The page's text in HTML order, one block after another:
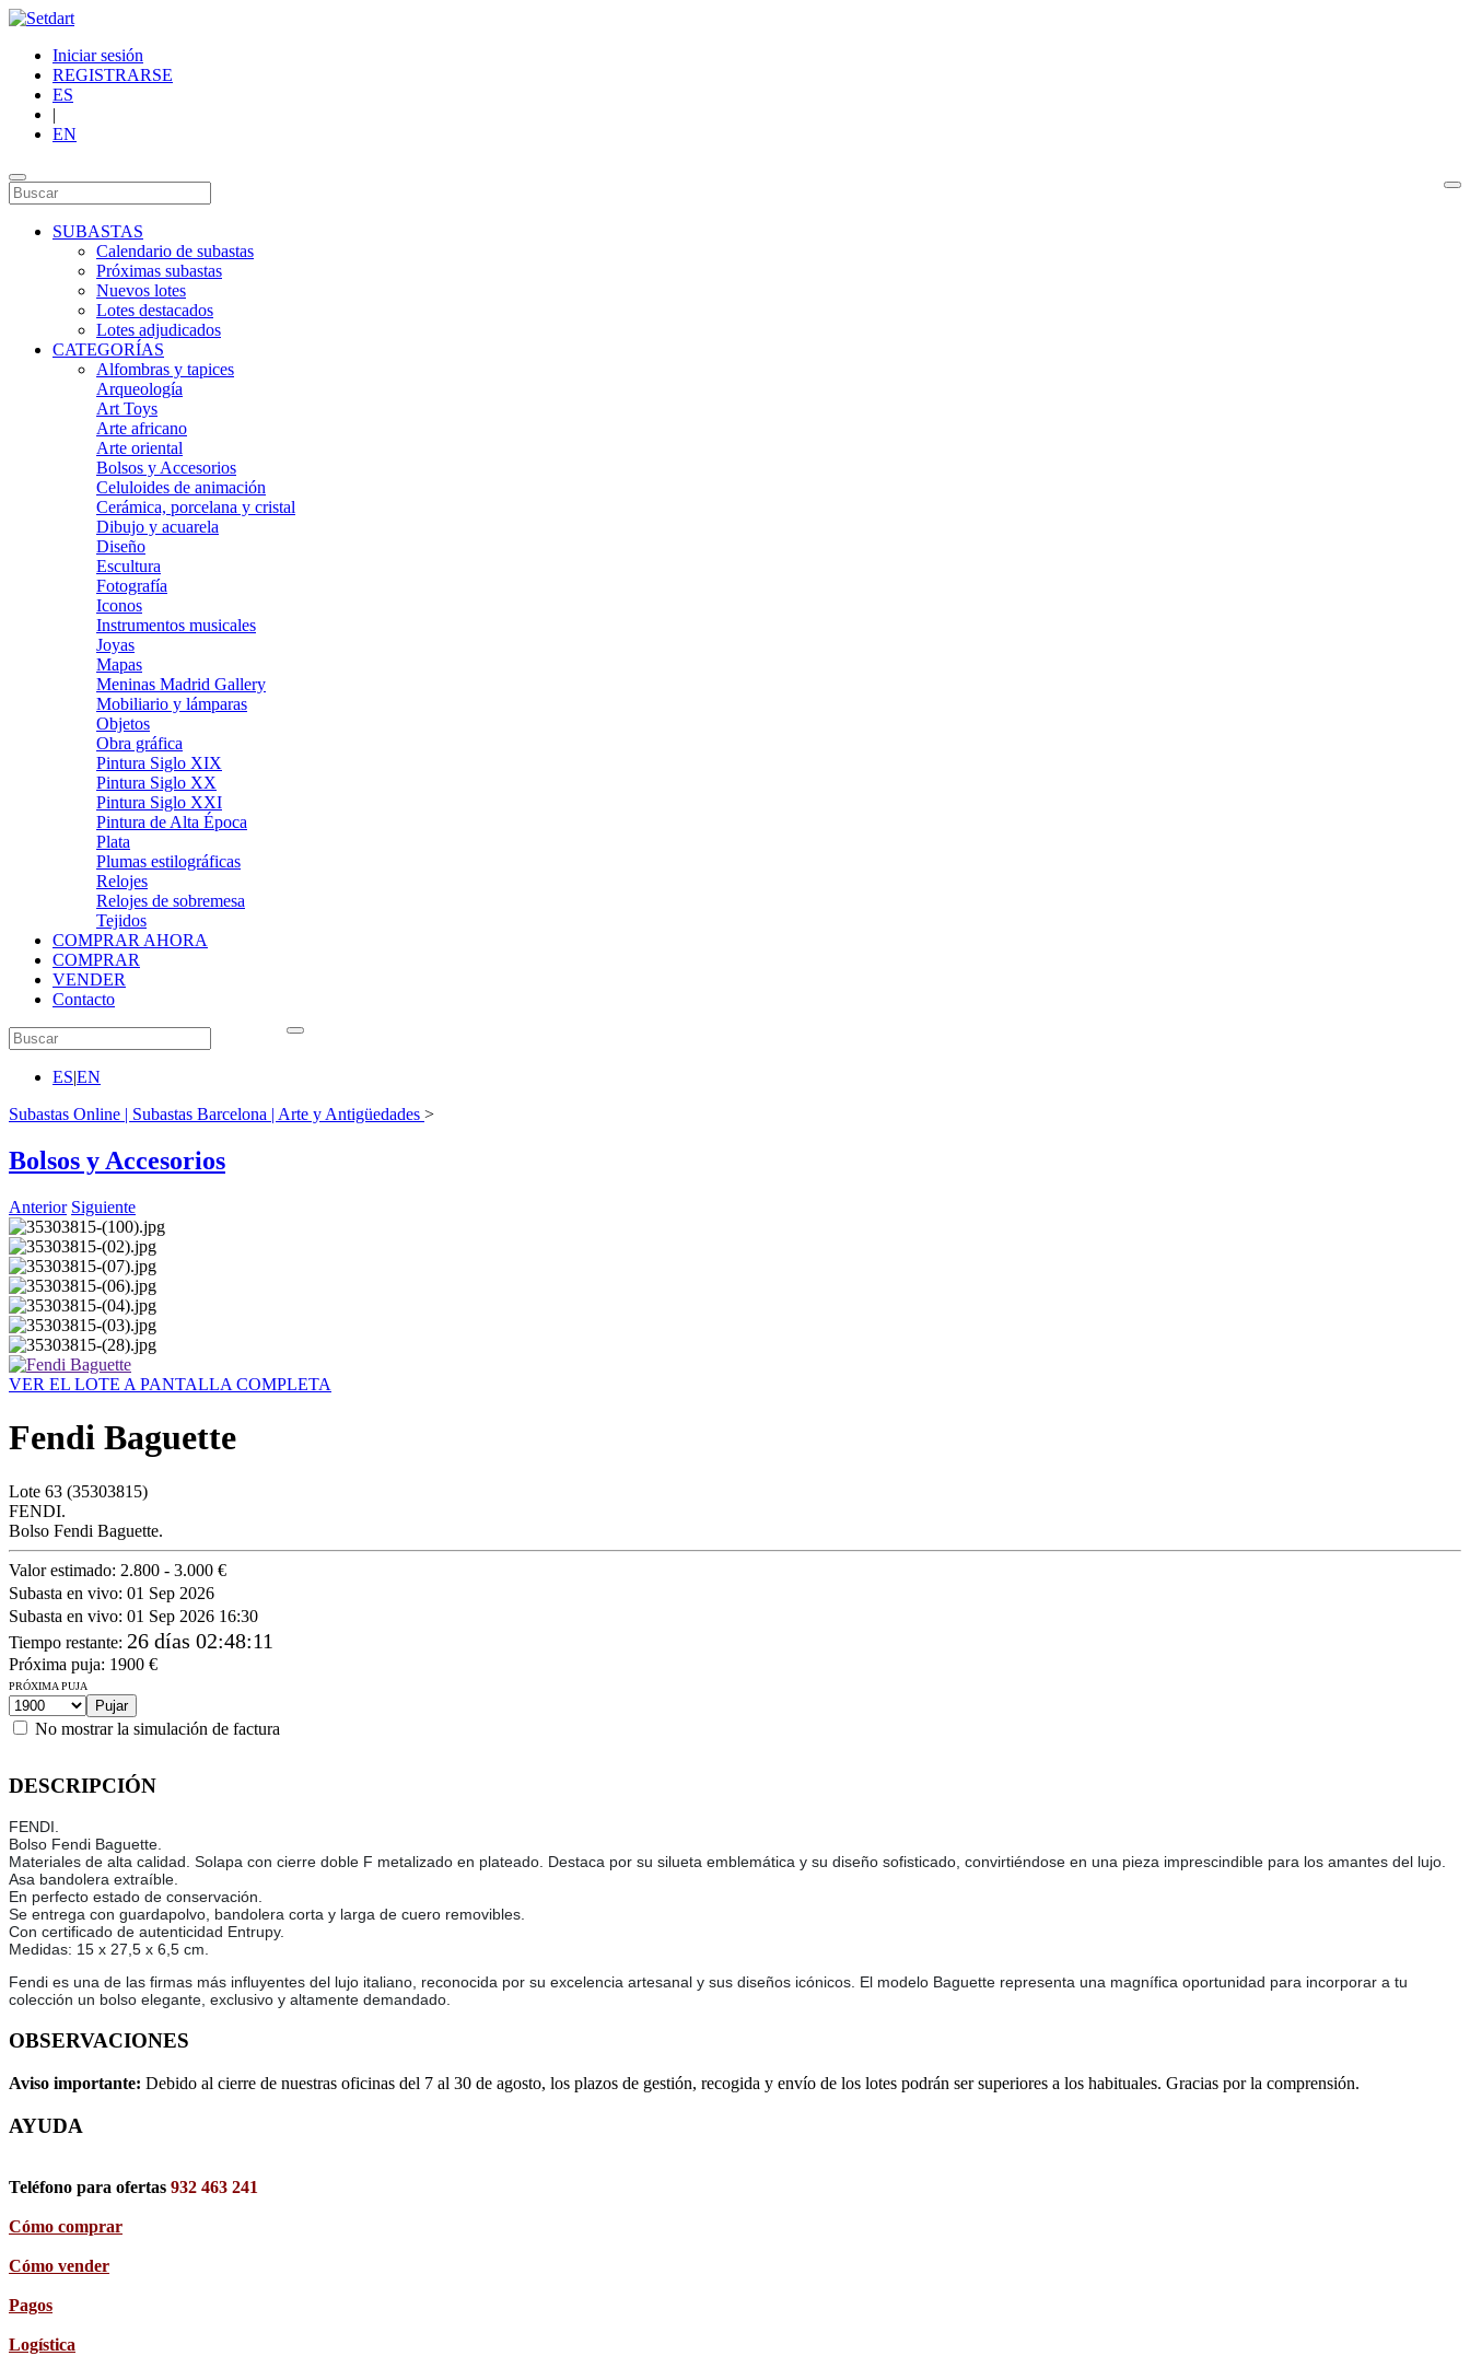
Iniciar sesión
REGISTRARSE
ES
|
EN
SUBASTAS
Calendario de subastas
Próximas subastas
Nuevos lotes
Lotes destacados
Lotes adjudicados
CATEGORÍAS
Alfombras y tapices
Arqueología
Art Toys
Arte africano
Arte oriental
Bolsos y Accesorios
Celuloides de animación
Cerámica, porcelana y cristal
Dibujo y acuarela
Diseño
Escultura
Fotografía
Iconos
Instrumentos musicales
Joyas
Mapas
Meninas Madrid Gallery
Mobiliario y lámparas
Objetos
Obra gráfica
Pintura Siglo XIX
Pintura Siglo XX
Pintura Siglo XXI
Pintura de Alta Época
Plata
Plumas estilográficas
Relojes
Relojes de sobremesa
Tejidos
COMPRAR AHORA
COMPRAR
VENDER
Contacto
ES|EN
Subastas Online | Subastas Barcelona | Arte y Antigüedades >
Bolsos y Accesorios
Anterior Siguiente
VER EL LOTE A PANTALLA COMPLETA
Fendi Baguette
Lote 63 (35303815)
FENDI.
Bolso Fendi Baguette.
Valor estimado: 2.800 - 3.000 €
Subasta en vivo: 01 Sep 2026
Subasta en vivo: 01 Sep 2026 16:30
Tiempo restante: 26 días 02:48:11
Próxima puja: 1900 €
PRÓXIMA PUJA
No mostrar la simulación de factura
DESCRIPCIÓN
FENDI.
Bolso Fendi Baguette.
Materiales de alta calidad. Solapa con cierre doble F metalizado en plateado. Destaca por su silueta emblemática y su diseño sofisticado, convirtiéndose en una pieza imprescindible para los amantes del lujo.
Asa bandolera extraíble.
En perfecto estado de conservación.
Se entrega con guardapolvo, bandolera corta y larga de cuero removibles.
Con certificado de autenticidad Entrupy.
Medidas: 15 x 27,5 x 6,5 cm.
Fendi es una de las firmas más influyentes del lujo italiano, reconocida por su excelencia artesanal y sus diseños icónicos. El modelo Baguette representa una magnífica oportunidad para incorporar a tu
colección un bolso elegante, exclusivo y altamente demandado.
OBSERVACIONES
Aviso importante: Debido al cierre de nuestras oficinas del 7 al 30 de agosto, los plazos de gestión, recogida y envío de los lotes podrán ser superiores a los habituales. Gracias por la comprensión.
AYUDA
Teléfono para ofertas 932 463 241
Cómo comprar
Cómo vender
Pagos
Logística